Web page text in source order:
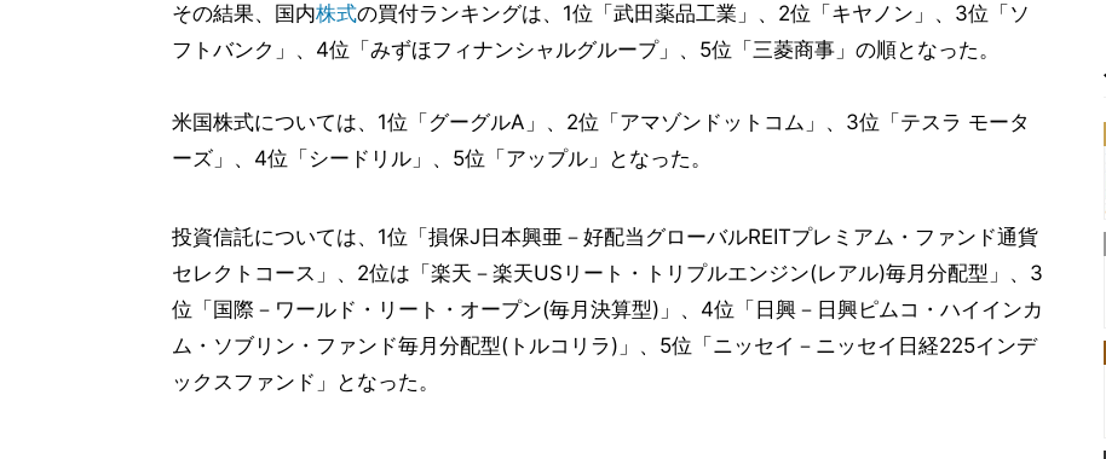
その結果、国内株式の買付ランキングは、1位「武田薬品工業」、2位「キヤノン」、3位「ソ
フトバンク」、4位「みずほフィナンシャルグループ」、5位「三菱商事」の順となった。
米国株式については、1位「グーグルA」、2位「アマゾンドットコム」、3位「テスラ モータ
ーズ」、4位「シードリル」、5位「アップル」となった。
投資信託については、1位「損保J日本興亜－好配当グローバルREITプレミアム・ファンド通貨
セレクトコース」、2位は「楽天－楽天USリート・トリプルエンジン(レアル)毎月分配型」、3
位「国際－ワールド・リート・オープン(毎月決算型)」、4位「日興－日興ピムコ・ハイインカ
ム・ソブリン・ファンド毎月分配型(トルコリラ)」、5位「ニッセイ－ニッセイ日経225インデ
ックスファンド」となった。